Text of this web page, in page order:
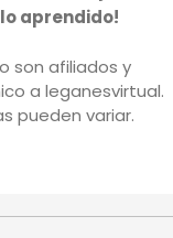
aprendido!
son afiliados y
a leganesvirtual.
pueden variar.